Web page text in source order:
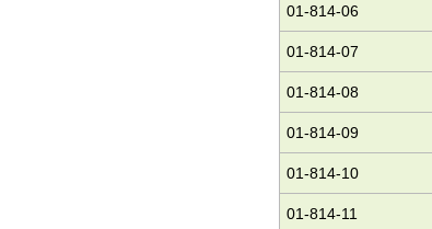
01-814-06
01-814-07
01-814-08
01-814-09
01-814-10
01-814-11